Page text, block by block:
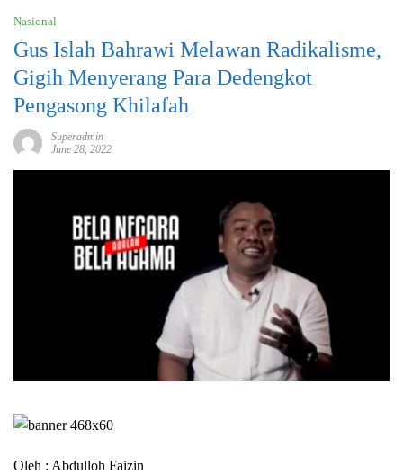
Nasional
Gus Islah Bahrawi Melawan Radikalisme,
Gigih Menyerang Para Dedengkot
Pengasong Khilafah
Superadmin
June 28, 2022
Oleh : Abdulloh Faizin